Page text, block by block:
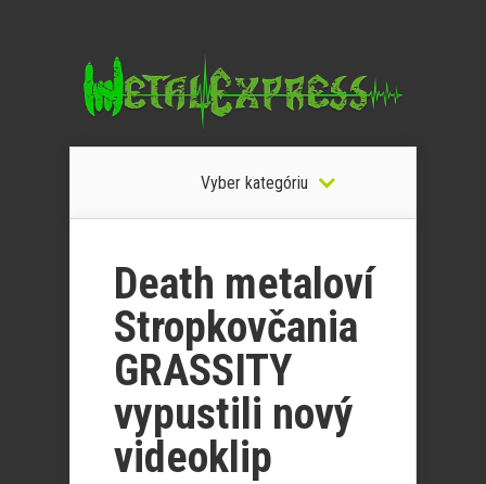
Vyber kategóriu
Death metaloví
Stropkovčania
GRASSITY
vypustili nový
videoklip